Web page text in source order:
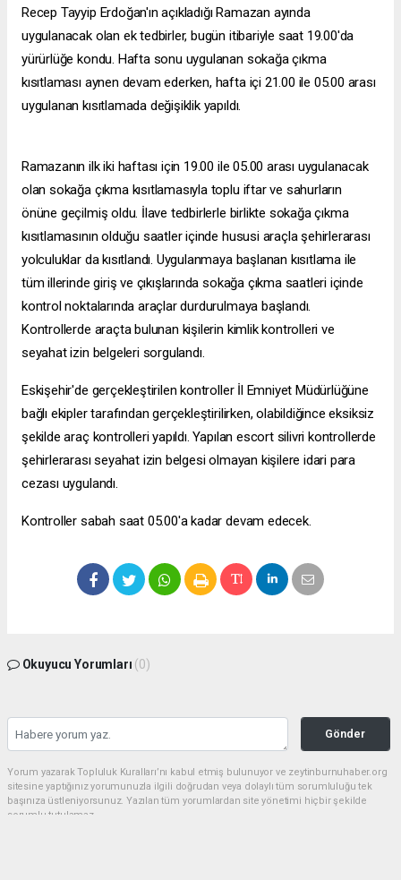
Recep Tayyip Erdoğan'ın açıkladığı Ramazan ayında
uygulanacak olan ek tedbirler, bugün itibariyle saat 19.00'da
yürürlüğe kondu. Hafta sonu uygulanan sokağa çıkma
kısıtlaması aynen devam ederken, hafta içi 21.00 ile 05.00 arası
uygulanan kısıtlamada değişiklik yapıldı.
Ramazanın ilk iki haftası için 19.00 ile 05.00 arası uygulanacak
olan sokağa çıkma kısıtlamasıyla toplu iftar ve sahurların
önüne geçilmiş oldu. İlave tedbirlerle birlikte sokağa çıkma
kısıtlamasının olduğu saatler içinde hususi araçla şehirlerarası
yolculuklar da kısıtlandı. Uygulanmaya başlanan kısıtlama ile
tüm illerinde giriş ve çıkışlarında sokağa çıkma saatleri içinde
kontrol noktalarında araçlar durdurulmaya başlandı.
Kontrollerde araçta bulunan kişilerin kimlik kontrolleri ve
seyahat izin belgeleri sorgulandı.
Eskişehir'de gerçekleştirilen kontroller İl Emniyet Müdürlüğüne
bağlı ekipler tarafından gerçekleştirilirken, olabildiğince eksiksiz
şekilde araç kontrolleri yapıldı. Yapılan escort silivri kontrollerde
şehirlerarası seyahat izin belgesi olmayan kişilere idari para
cezası uygulandı.
Kontroller sabah saat 05.00'a kadar devam edecek.
Okuyucu Yorumları (0)
Gönder
Yorum yazarak Topluluk Kuralları’nı kabul etmiş bulunuyor ve zeytinburnuhaber.org
sitesine yaptığınız yorumunuzla ilgili doğrudan veya dolaylı tüm sorumluluğu tek
başınıza üstleniyorsunuz. Yazılan tüm yorumlardan site yönetimi hiçbir şekilde
sorumlu tutulamaz.